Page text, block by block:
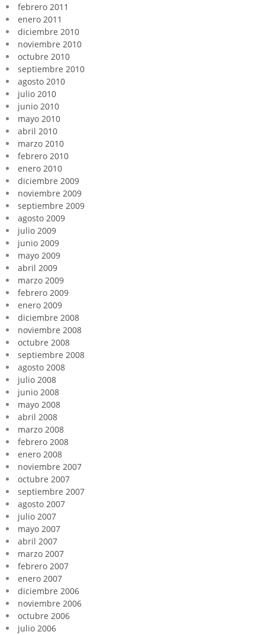
febrero 2011
enero 2011
diciembre 2010
noviembre 2010
octubre 2010
septiembre 2010
agosto 2010
julio 2010
junio 2010
mayo 2010
abril 2010
marzo 2010
febrero 2010
enero 2010
diciembre 2009
noviembre 2009
septiembre 2009
agosto 2009
julio 2009
junio 2009
mayo 2009
abril 2009
marzo 2009
febrero 2009
enero 2009
diciembre 2008
noviembre 2008
octubre 2008
septiembre 2008
agosto 2008
julio 2008
junio 2008
mayo 2008
abril 2008
marzo 2008
febrero 2008
enero 2008
noviembre 2007
octubre 2007
septiembre 2007
agosto 2007
julio 2007
mayo 2007
abril 2007
marzo 2007
febrero 2007
enero 2007
diciembre 2006
noviembre 2006
octubre 2006
julio 2006